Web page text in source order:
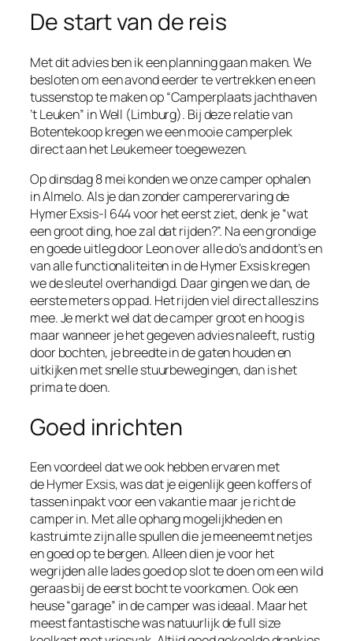
De start van de reis
Met dit advies ben ik een planning gaan maken. We
besloten om een avond eerder te vertrekken en een
tussenstop te maken op “Camperplaats jachthaven
’t Leuken” in Well (Limburg). Bij deze relatie van
Botentekoop kregen we een mooie camperplek
direct aan het Leukemeer toegewezen.
Op dinsdag 8 mei konden we onze camper ophalen
in Almelo. Als je dan zonder camperervaring de
Hymer Exsis-I 644 voor het eerst ziet, denk je “wat
een groot ding, hoe zal dat rijden?”. Na een grondige
en goede uitleg door Leon over alle do’s and dont’s en
van alle functionaliteiten in de Hymer Exsis kregen
we de sleutel overhandigd. Daar gingen we dan, de
eerste meters op pad. Het rijden viel direct alleszins
mee. Je merkt wel dat de camper groot en hoog is
maar wanneer je het gegeven advies naleeft, rustig
door bochten, je breedte in de gaten houden en
uitkijken met snelle stuurbewegingen, dan is het
prima te doen.
Goed inrichten
Een voordeel dat we ook hebben ervaren met
de Hymer Exsis, was dat je eigenlijk geen koffers of
tassen inpakt voor een vakantie maar je richt de
camper in. Met alle ophang mogelijkheden en
kastruimte zijn alle spullen die je meeneemt netjes
en goed op te bergen. Alleen dien je voor het
wegrijden alle lades goed op slot te doen om een wild
geraas bij de eerst bocht te voorkomen. Ook een
heuse “garage” in de camper was ideaal. Maar het
meest fantastische was natuurlijk de full size